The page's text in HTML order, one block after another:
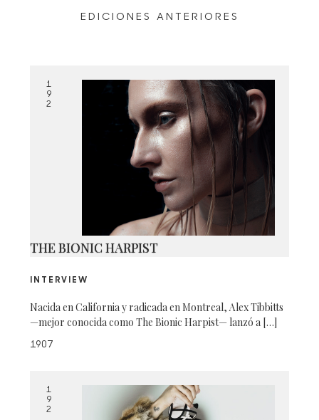
192 MIX @ DANIEL PATLÁN
EDICIONES ANTERIORES
1
9
2
THE BIONIC HARPIST
INTERVIEW
Nacida en California y radicada en Montreal, Alex Tibbitts
—mejor conocida como The Bionic Harpist— lanzó a […]
1907
1
9
2